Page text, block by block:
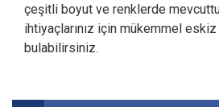
çeşitli boyut ve renklerde
ihtiyaçlarınız için mükemmel
bulabilirsiniz.